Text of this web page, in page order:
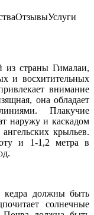
ОтзывыУслуги
из страны Гималаи,
и восхитительных
внимание
она обладает
Плакучие
наружу и каскадом
крыльев.
и 1-1,2 метра в
кедра должны быть
солнечные